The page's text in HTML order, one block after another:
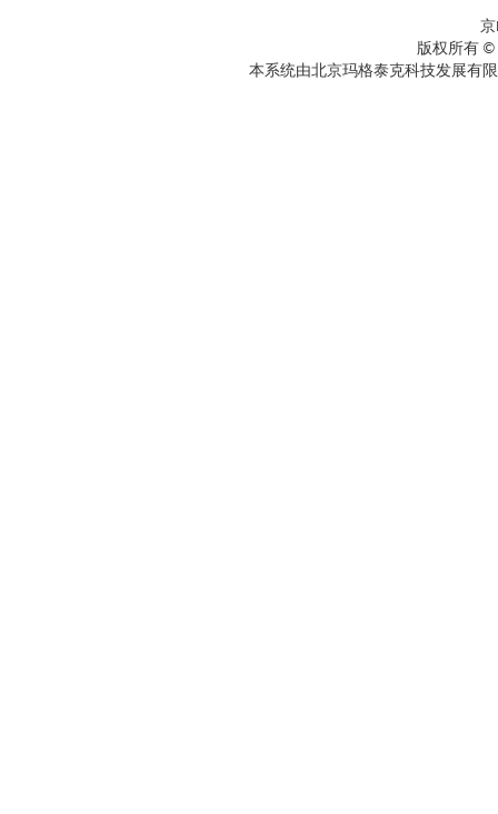
京
版权所有 ©
本系统由北京玛格泰克科技发展有